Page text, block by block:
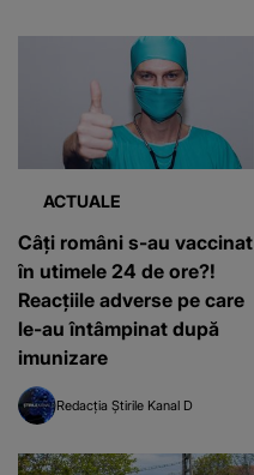
ACTUALE
Câți români s-au vaccinat
în utimele 24 de ore?!
Reacțiile adverse pe care
le-au întâmpinat după
imunizare
Redacția Știrile Kanal D